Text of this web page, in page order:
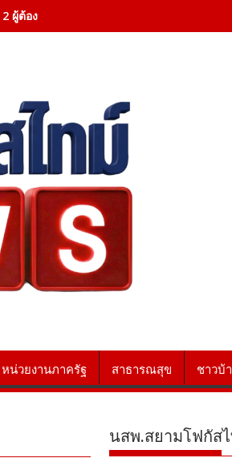
ผู้ต้องหา ยึดยาบ้า 882 เม็ด
หน่วยงานภาครัฐ สาธารณสุข ชาวบ้
นสพ.สยามโฟกัส